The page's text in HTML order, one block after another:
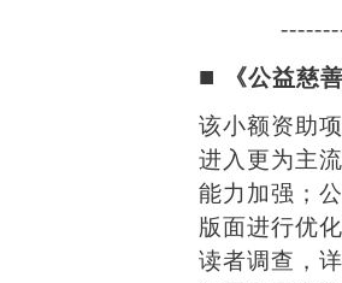
■
《公益慈
该小额资助
进入更为主
能力加强；
版面进行优
读者调查，